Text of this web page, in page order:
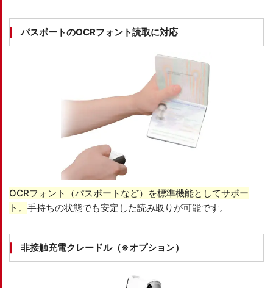
パスポートのOCRフォント読取に対応
OCRフォント（パスポートなど）を標準機能としてサポー
ト。 手持ちの状態でも安定した読み取りが可能です。
非接触充電クレードル（※オプション）